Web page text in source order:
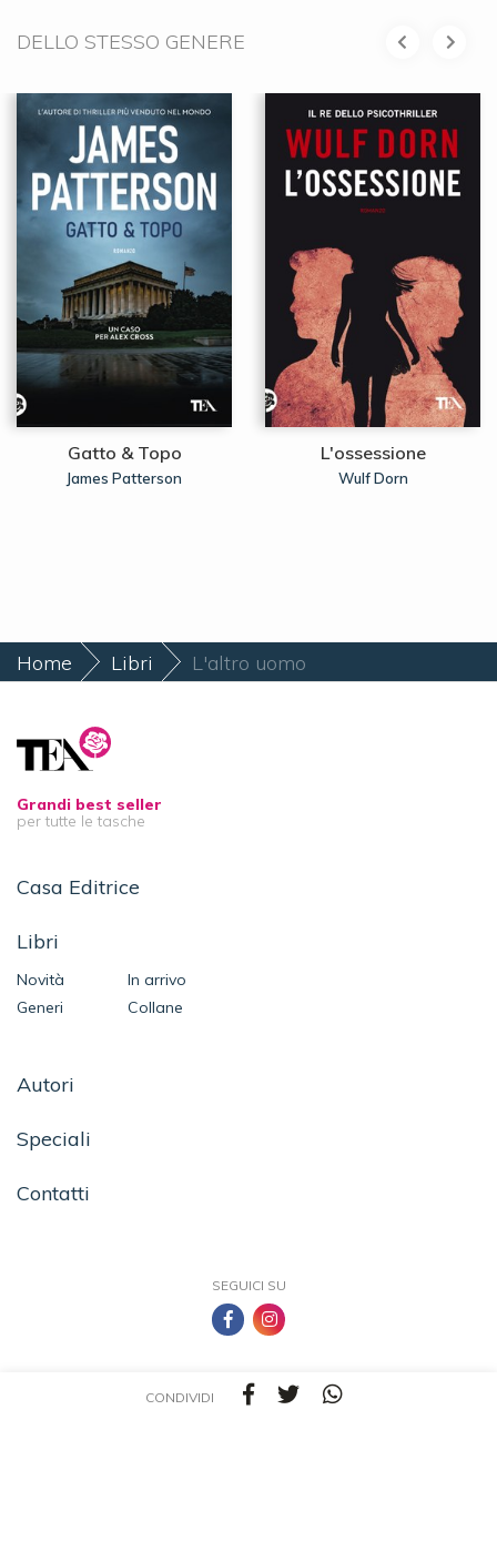
DELLO STESSO GENERE
Gatto & Topo
James Patterson
L'ossessione
Wulf Dorn
CONDIVIDI
Home Libri L'altro uomo
Grandi best seller
per tutte le tasche
Casa Editrice
Libri
Novità
In arrivo
Generi
Collane
Autori
Speciali
Contatti
SEGUICI SU